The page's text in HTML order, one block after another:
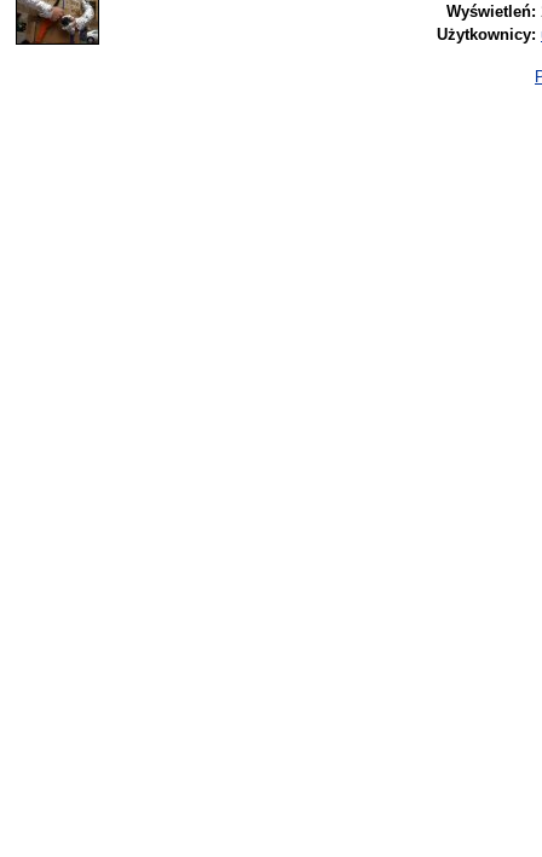
Wyświetleń:
Użytkownicy: